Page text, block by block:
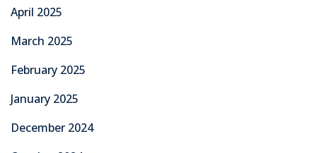
April 2025
March 2025
February 2025
January 2025
December 2024